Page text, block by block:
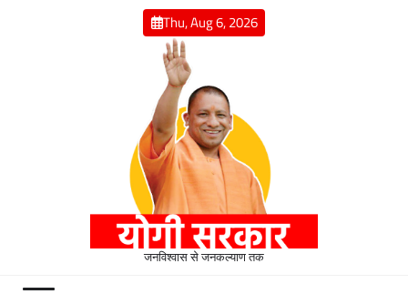
Thu, Aug 6, 2026
जनविश्वास से जनकल्याण तक